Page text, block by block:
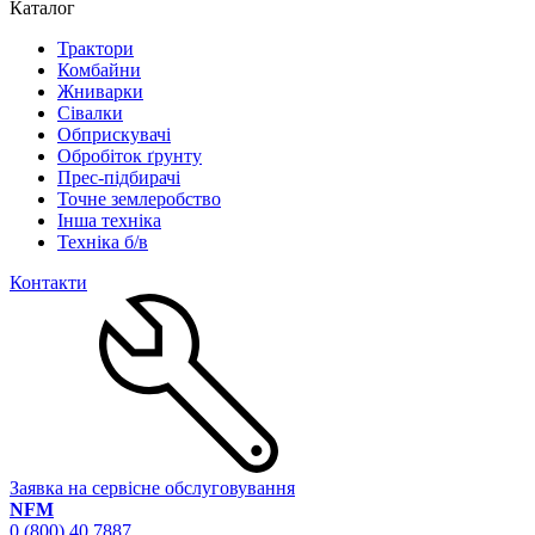
Каталог
Трактори
Комбайни
Жниварки
Сівалки
Обприскувачі
Обробіток ґрунту
Прес-підбирачі
Точне землеробство
Інша техніка
Техніка б/в
Контакти
Заявка на сервісне обслуговування
NFM
0 (800) 40 7887